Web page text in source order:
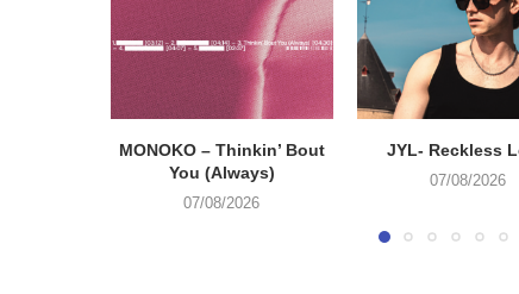
MONOKO – Thinkin’ Bout
You (Always)
07/08/2026
JYL- Reckless
07/08/2026